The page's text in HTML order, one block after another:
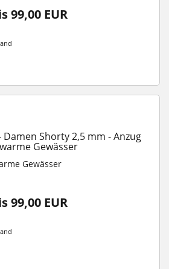
99,00 EUR
Damen Shorty 2,5 mm - Anzug
Gewässer
Gewässer
99,00 EUR